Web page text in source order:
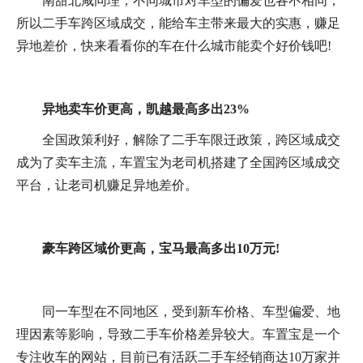
所以二手车跨区域成交，能给车主带来最大的实惠，赚足
异地差价，快来看看你的车在什么城市能卖个好价钱吧!
异地卖车价更高，凯越最高多出23%
全国政策利好，解除了二手车限迁政策，跨区域成交
成为了卖车主流，车置宝为老司机搭建了全国跨区域成交
平台，让老司机赚足异地差价。
豪车跨区域价更高，宝马最高多出10万元!
同一车型在不同地区，受到新车价格、车型偏爱、地
理因素等影响，导致二手车价格差异较大。车置宝是一个
专注收车的网站，目前已有活跃二手车经销商达10万家并